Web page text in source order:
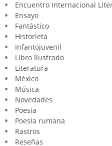
Encuentro Internacional
Ensayo
Fantástico
Historieta
Infantojuvenil
Libro Ilustrado
Literatura
México
Música
Novedades
Poesia
Poesía rumana
Rastros
Reseñas